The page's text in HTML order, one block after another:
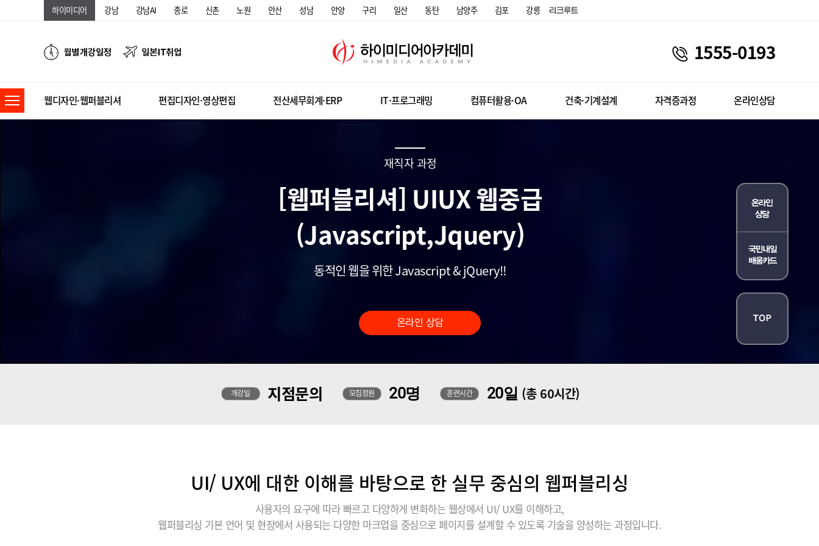
하이미디어 강남 강남AI 종로 신촌 노원 안산 성남 안양 구리 일산 동탄 남양주 김포 강릉
1555-0193
웹디자인·웹퍼블리셔 편집디자인·영상편집 전산세무회계·ERP IT·프로그래밍 컴퓨터활용·OA 건축·기계설계 자격증과정 온라인상담
재직자 과정
[웹퍼블리셔] UIUX 웹중급
(Javascript,Jquery)
동적인 웹을 위한 Javascript & jQuery!!
온라인 상담
개강일 지점문의 모집정원 20명 훈련시간 20일 (총 60시간)
UI/ UX에 대한 이해를 바탕으로 한 실무 중심의 웹퍼블리싱
사용자의 요구에 따라 빠르고 다양하게 변화하는 웹상에서 UI/ UX를 이해하고,
웹퍼블리싱 기본 언어 및 현장에서 사용되는 다양한 마크업을 중심으로 페이지를 설계할 수 있도록 기술을 양성하는 과정입니다.